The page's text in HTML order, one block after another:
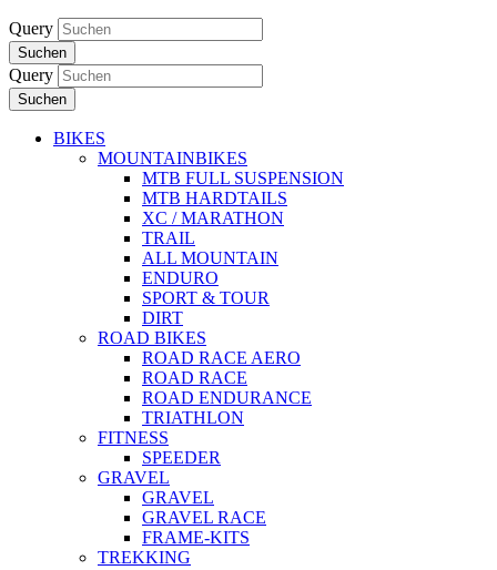
Query
Suchen
Query
Suchen
BIKES
MOUNTAINBIKES
MTB FULL SUSPENSION
MTB HARDTAILS
XC / MARATHON
TRAIL
ALL MOUNTAIN
ENDURO
SPORT & TOUR
DIRT
ROAD BIKES
ROAD RACE AERO
ROAD RACE
ROAD ENDURANCE
TRIATHLON
FITNESS
SPEEDER
GRAVEL
GRAVEL
GRAVEL RACE
FRAME-KITS
TREKKING